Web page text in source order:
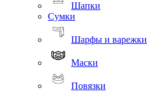
Шапки
Сумки
Шарфы и варежки
Маски
Повязки